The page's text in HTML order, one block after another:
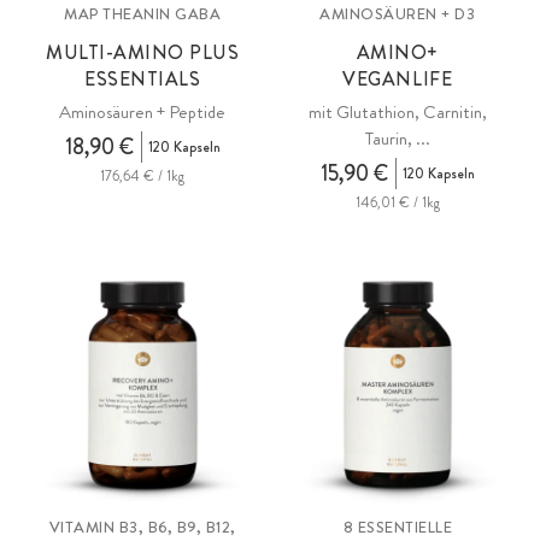
MAP THEANIN GABA
MULTI-AMINO PLUS
ESSENTIALS
Aminosäuren + Peptide
18,90 €
120 Kapseln
176,64 € / 1kg
AMINOSÄUREN + D3
AMINO+
VEGANLIFE
mit Glutathion, Carnitin,
Taurin, ...
15,90 €
120 Kapseln
146,01 € / 1kg
VITAMIN B3, B6, B9, B12,
8 ESSENTIELLE